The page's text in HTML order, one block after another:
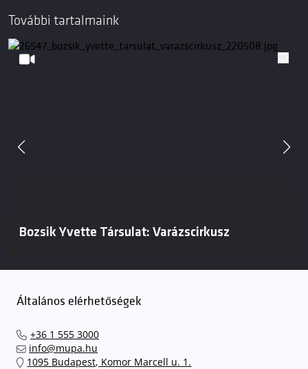
További tartalmaink
Bozsik Yvette Társulat: Varázscirkusz
Általános elérhetőségek
+36 1 555 3000
info@mupa.hu
1095 Budapest, Komor Marcell u. 1.